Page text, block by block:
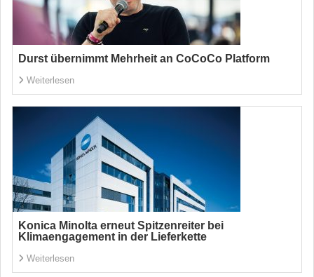
Durst übernimmt Mehrheit an CoCoCo Platform
Weiterlesen
Konica Minolta erneut Spitzenreiter bei
Klimaengagement in der Lieferkette
Weiterlesen